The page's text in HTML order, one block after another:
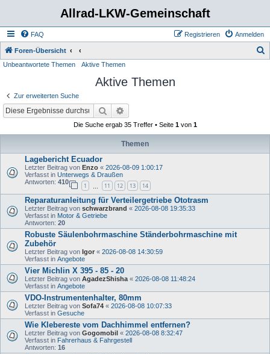
Allrad-LKW-Gemeinschaft
FAQ Anmelden
Registrieren
Foren-Übersicht
Unbeantwortete Themen Aktive Themen
Aktive Themen
Zur erweiterten Suche
Suche
Die Suche ergab 35 Treffer • Seite 1von 1
Themen
Lagebericht Ecuador
Letzter Beitrag von Enzo « 2026-08-09 1:00:17
Verfasst in Unterwegs & Draußen
Antworten: 410
1 11 12 13 14
Reparaturanleitung für Verteilergetriebe Ototrasm
Letzter Beitrag von schwarzbrand « 2026-08-08 19:35:33
Verfasst in Motor & Getriebe
Antworten: 20
Robuste Säulenbohrmaschine Ständerbohrmaschine mit
Zubehör
Letzter Beitrag von Igor « 2026-08-08 14:30:59
Verfasst in Angebote
Vier Michlin X 395 - 85 - 20
Letzter Beitrag von AgadezShisha « 2026-08-08 11:48:24
Verfasst in Angebote
VDO-Instrumentenhalter, 80mm
Letzter Beitrag von Sofa74 « 2026-08-08 10:07:33
Verfasst in Gesuche
Wie Klebereste vom Dachhimmel entfernen?
Letzter Beitrag von Gogomobil « 2026-08-08 8:32:47
Verfasst in Fahrerhaus & Fahrgestell
Antworten: 16